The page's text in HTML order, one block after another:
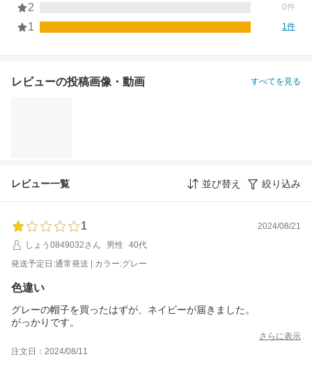
2 0件
1 1件
レビューの投稿画像・動画 すべてを見る
レビュー一覧 並び替え 絞り込み
1
2024/08/21
しょう0849032さん
男性
40代
発送予定日:通常発送 | カラー:グレー
色違い
グレーの帽子を買ったはずが、ネイビーが届きました。
がっかりです。
さらに表示
注文日：2024/08/11